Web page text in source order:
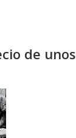
de unos